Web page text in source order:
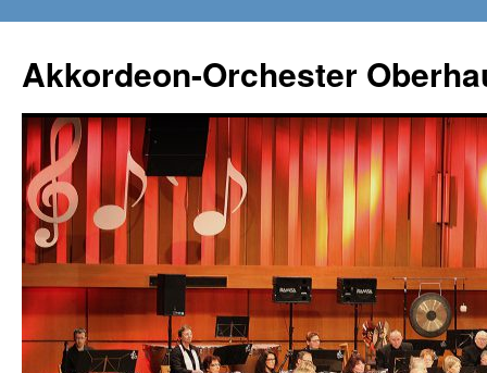
springen
Akkordeon-Orchester